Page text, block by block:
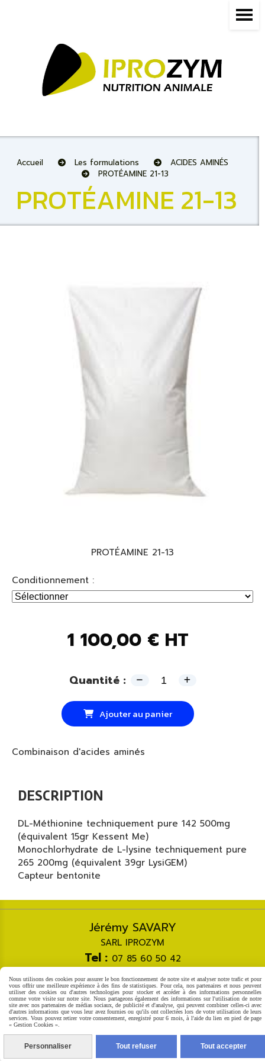
Accueil Les formulations
ACIDES AMINÉS
PROTÉAMINE 21-13
PROTÉAMINE 21-13
PROTÉAMINE 21-13
Conditionnement :
1 100,00 € HT
Quantité :
Ajouter au panier
Combinaison d'acides aminés
DESCRIPTION
DL-Méthionine techniquement pure 142 500mg
(équivalent 15gr Kessent Me)
Monochlorhydrate de L-lysine techniquement pure
265 200mg (équivalent 39gr LysiGEM)
Capteur bentonite
Jérémy SAVARY
SARL IPROZYM
Tel : 07 85 60 50 42
Courriel : [email protected]
Facebook est désactivé. Autoriser
Mentions Légales Gestion cookies
Mon Compte
Créer un site internet
Nous utilisons des cookies pour assurer le bon fonctionnement de notre site et analyser notre trafic et pour
vous offrir une meilleure expérience à des fins de statistiques. Pour cela, nos partenaires et nous peuvent
utiliser des cookies ou d'autres technologies pour stocker et accéder à des informations personnelles
comme votre visite sur notre site. Nous partageons également des informations sur l'utilisation de notre
site avec nos partenaires de médias sociaux, de publicité et d'analyse, qui peuvent combiner celles-ci avec
d'autres informations que vous leur avez fournies ou qu'ils ont collectées lors de votre utilisation de leurs
services. Vous pouvez retirer votre consentement, enregistré pour 6 mois, à l'aide du lien en pied de page
« Gestion Cookies ».
Personnaliser Tout refuser Tout accepter